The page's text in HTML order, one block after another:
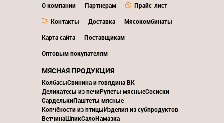
О компании
Партнерам
Прайс-лист
Контакты
Доставка
Мясокомбинаты
Карта сайта
Поставщикам
Оптовым покупателям
МЯСНАЯ ПРОДУКЦИЯ
КолбасыСвинина и говядина ВК
Деликатесы из печиРулеты мясныеСосиски
СарделькиПаштеты мясные
Копчёности из птицыИзделия из субпродуктов
ВетчинаШпикСалоНамазка